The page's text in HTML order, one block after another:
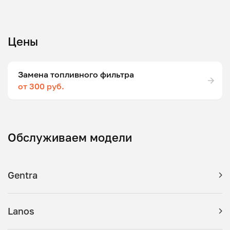
Цены
Замена топливного фильтра
от 300 руб.
Обслуживаем модели
Gentra
Lanos